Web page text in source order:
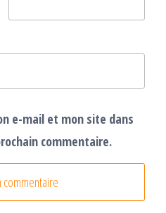
e-mail et mon site dans
commentaire.